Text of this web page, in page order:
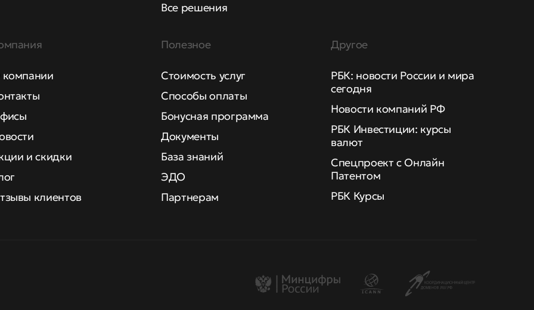
Все решения
и скидки
клиентов
Полезное
Стоимость услуг
Способы оплаты
Бонусная программа
Документы
База знаний
ЭДО
Партнерам
Другое
РБК: новости России и мира
сегодня
Новости компаний РФ
РБК Инвестиции: курсы
валют
Спецпроект с Онлайн
Патентом
РБК Курсы